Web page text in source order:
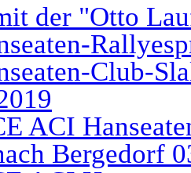
der "Otto
Club-
ACI
Bergedorf